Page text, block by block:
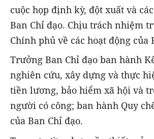
cuộc họp định kỳ, đột xuất và
Ban Chỉ đạo. Chịu trách nhiệm
Chính phủ về các hoạt động của
Trưởng Ban Chỉ đạo ban hành
nghiên cứu, xây dựng và thực
tiền lương, bảo hiểm xã hội và
người có công; ban hành Quy
của Ban Chỉ đạo.